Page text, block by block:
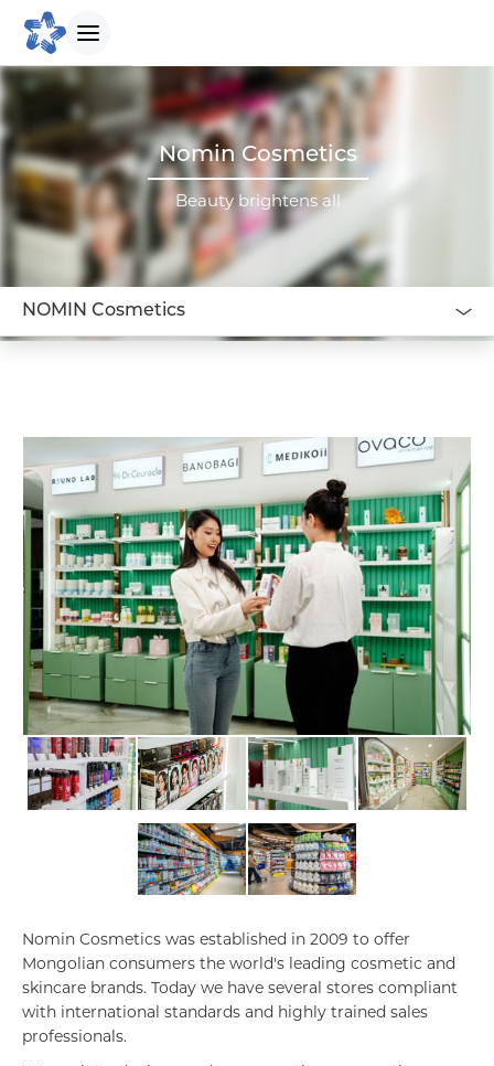
БИДНИЙ ТУХАЙ
Танилцуулга
Бидний зорилго
Бидний түүх
Биднийг сонгох шалтгаан
Шагнал
БИЗНЕСҮҮД
Банк, санхүү
Борлуулалт үйлчилгээ
Nomin Cosmetics
Beauty brightens all
NOMIN Cosmetics
Nomin Cosmetics was established in 2009 to offer
Mongolian consumers the world's leading cosmetic and
skincare brands. Today we have several stores compliant
with international standards and highly trained sales
professionals.